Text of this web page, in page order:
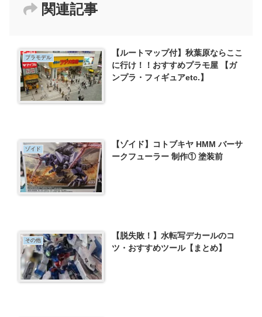
関連記事
プラモデル
【ルートマップ付】秋葉原ならここ
に行け！！おすすめプラモ屋 【ガ
ンプラ・フィギュアetc.】
ゾイド
【ゾイド】コトブキヤ HMM バーサ
ークフューラー 制作① 塗装前
その他
【脱失敗！】水転写デカールのコ
ツ・おすすめツール【まとめ】